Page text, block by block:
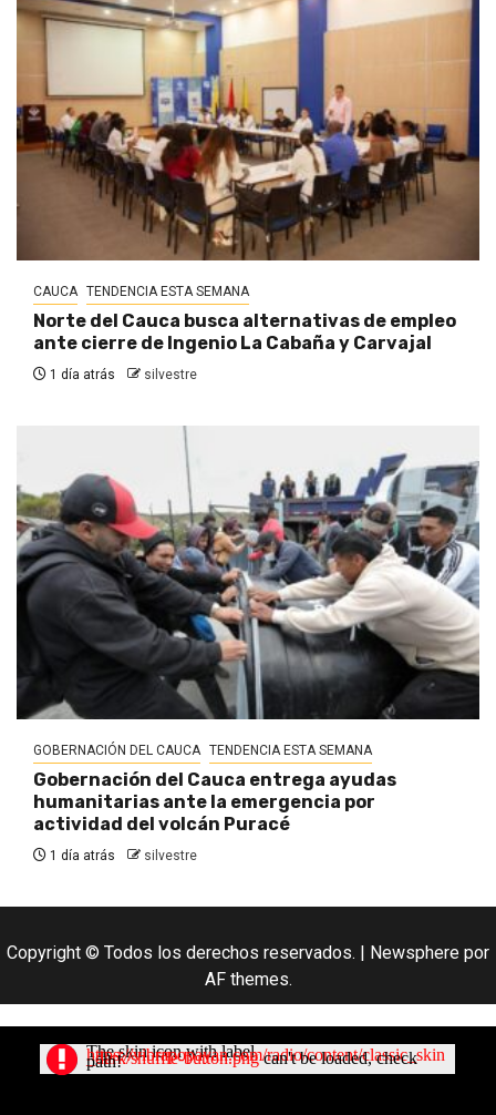
CAUCA TENDENCIA ESTA SEMANA
Norte del Cauca busca alternativas de empleo
ante cierre de Ingenio La Cabaña y Carvajal
1 día atrás silvestre
GOBERNACIÓN DEL CAUCA TENDENCIA ESTA SEMANA
Gobernación del Cauca entrega ayudas
humanitarias ante la emergencia por
actividad del volcán Puracé
1 día atrás silvestre
Copyright © Todos los derechos reservados. | Newsphere por
AF themes.